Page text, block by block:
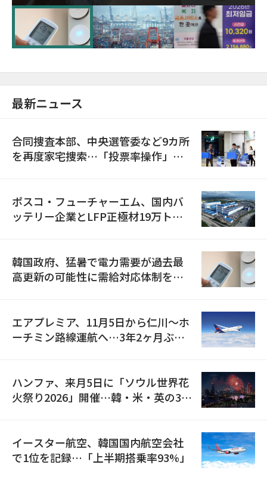
に需給対応体制を点検
最新ニュース
合同捜査本部、中央選管委など9カ所
を再度家宅捜索…「投票率操作」の
ポスコ・フューチャーエム、国内バ
ッテリー企業とLFP正極材19万トン
韓国政府、猛暑で電力需要が過去最
高更新の可能性に需給対応体制を点
エアプレミア、11月5日から仁川〜ホ
ーチミン路線運航へ…3年2ヶ月ぶり
ハンファ、来月5日に「ソウル世界花
火祭り2026」開催…韓・米・英の3カ
イースター航空、韓国国内航空会社
で1位を記録…「上半期搭乗率93%」